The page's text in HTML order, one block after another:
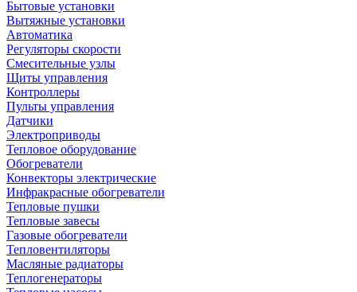
Бытовые установки
Вытяжные установки
Автоматика
Регуляторы скорости
Смесительные узлы
Щиты управления
Контроллеры
Пульты управления
Датчики
Электроприводы
Тепловое оборудование
Обогреватели
Конвекторы электрические
Инфракрасные обогреватели
Тепловые пушки
Тепловые завесы
Газовые обогреватели
Тепловентиляторы
Масляные радиаторы
Теплогенераторы